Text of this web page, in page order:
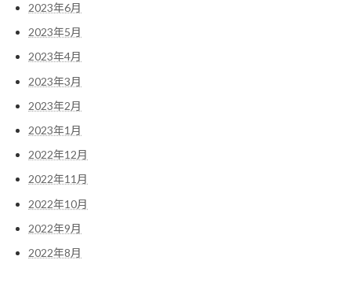
2023年6月
2023年5月
2023年4月
2023年3月
2023年2月
2023年1月
2022年12月
2022年11月
2022年10月
2022年9月
2022年8月